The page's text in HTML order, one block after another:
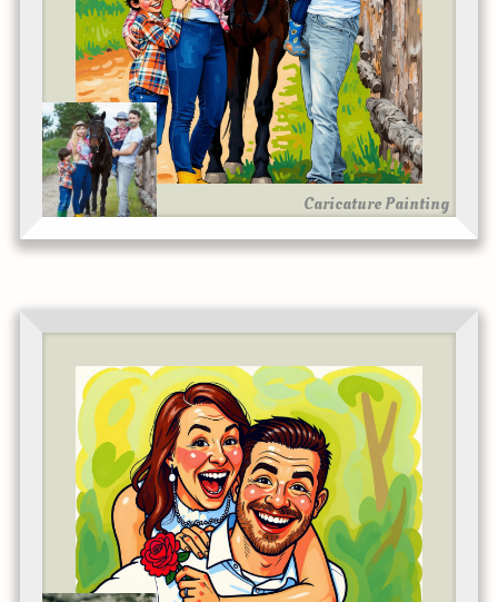
Caricature Painting